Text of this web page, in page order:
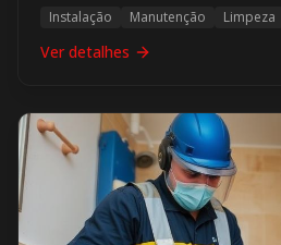
Instalação Manutenção Limpeza
Ver detalhes